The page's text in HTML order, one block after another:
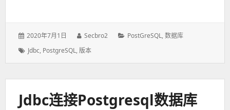
发
于：
2020年7月1日
作
者：
Secbro2
分
PostGreSQL,数据库
标
Jdbc, PostgreSQL,版本
Jdbc连接postgresql数据库